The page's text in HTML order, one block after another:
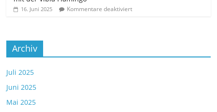
16. Juni 2025 Kommentare deaktiviert
Archiv
Juli 2025
Juni 2025
Mai 2025